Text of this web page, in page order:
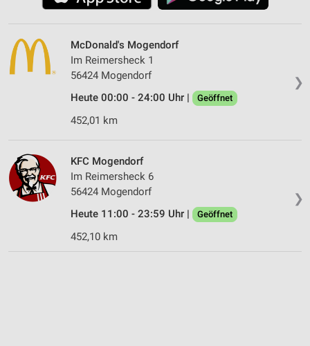
❯
McDonald's Mogendorf
Im Reimersheck 1
56424 Mogendorf
Heute 00:00 - 24:00 Uhr |
Geöffnet
452,01 km
❯
KFC Mogendorf
Im Reimersheck 6
56424 Mogendorf
Heute 11:00 - 23:59 Uhr |
Geöffnet
452,10 km